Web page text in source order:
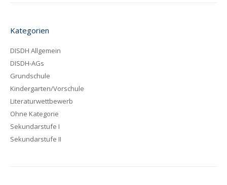
Kategorien
DISDH Allgemein
DISDH-AGs
Grundschule
Kindergarten/Vorschule
Literaturwettbewerb
Ohne Kategorie
Sekundarstufe I
Sekundarstufe II